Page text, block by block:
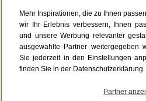
Mehr Inspirationen, die zu Ihnen
wir Ihr Erlebnis verbessern, Ihnen
und unsere Werbung relevanter
ausgewählte Partner weitergegeben
Sie jederzeit in den Einstellungen
finden Sie in der Datenschutzerklärung.
Partner
Da ist etwas
Leider ist ein technischer
Bitte laden Sie